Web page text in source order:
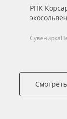
РПК
Сувенирка